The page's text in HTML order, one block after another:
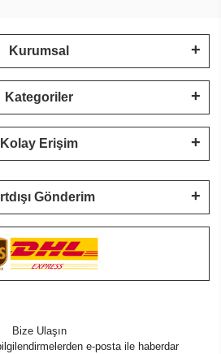
Kurumsal
Kategoriler
Kolay Erişim
Gönderim
Bize Ulaşın
e-posta ile haberdar